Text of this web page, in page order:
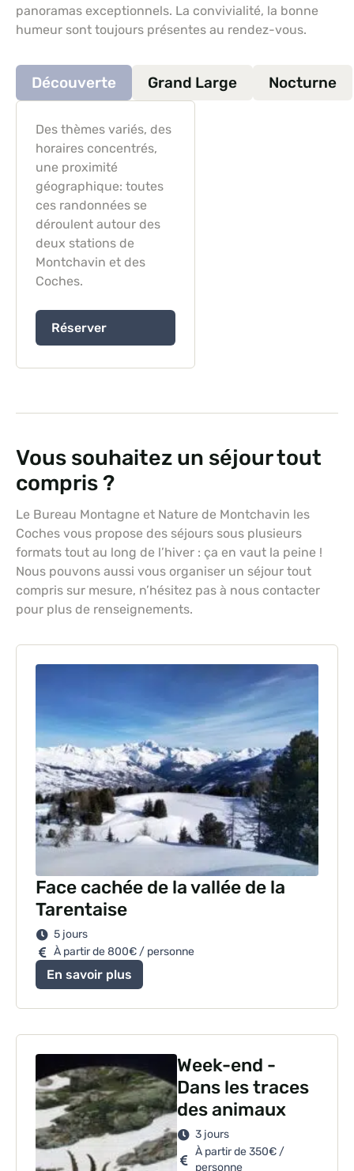
panoramas exceptionnels. La convivialité, la bonne
humeur sont toujours présentes au rendez-vous.
Découverte Grand Large Nocturne
Des thèmes variés, des
horaires concentrés,
une proximité
géographique: toutes
ces randonnées se
déroulent autour des
deux stations de
Montchavin et des
Coches.
Réserver
Vous souhaitez un séjour tout
compris ?
Le Bureau Montagne et Nature de Montchavin les
Coches vous propose des séjours sous plusieurs
formats tout au long de l’hiver : ça en vaut la peine !
Nous pouvons aussi vous organiser un séjour tout
compris sur mesure, n’hésitez pas à nous contacter
pour plus de renseignements.
Face cachée de la vallée de la
Tarentaise
5 jours
À partir de 800€ / personne
En savoir plus
Week-end -
Dans les traces
des animaux
3 jours
À partir de 350€ /
personne